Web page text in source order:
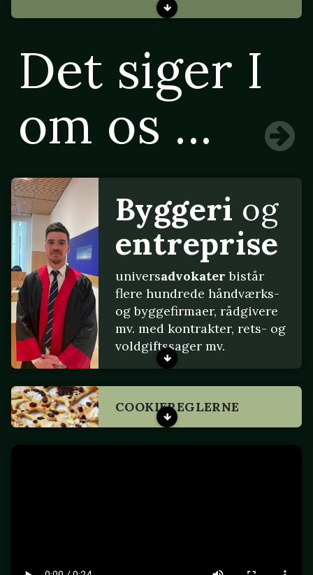
Det siger I
om os ...
Byggeri og
entreprise
universadvokater bistår
flere hundrede håndværks-
og byggefirmaer, rådgivere
mv. med kontrakter, rets- og
voldgiftssager mv.
COOKIEREGLERNE